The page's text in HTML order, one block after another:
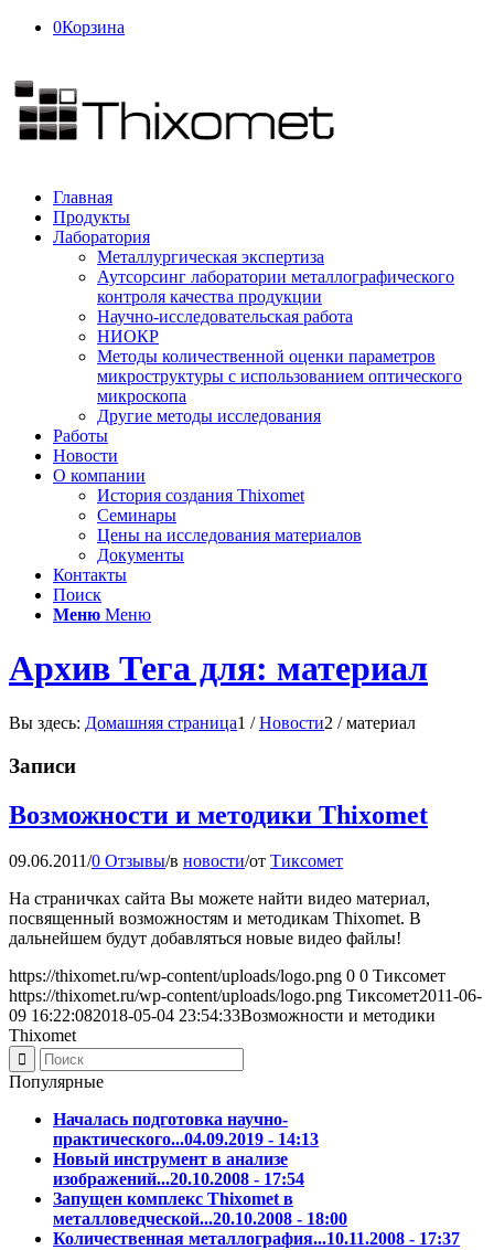
0Корзина
Главная
Продукты
Лаборатория
Металлургическая экспертиза
Аутсорсинг лаборатории металлографического
контроля качества продукции
Научно-исследовательская работа
НИОКР
Методы количественной оценки параметров
микроструктуры с использованием оптического
микроскопа
Другие методы исследования
Работы
Новости
О компании
История создания Thixomet
Семинары
Цены на исследования материалов
Документы
Контакты
Поиск
Меню Меню
Архив Тега для: материал
Вы здесь: Домашняя страница1 / Новости2 / материал
Записи
Возможности и методики Thixomet
09.06.2011/0 Отзывы/в новости/от Тиксомет
На страничках сайта Вы можете найти видео материал,
посвященный возможностям и методикам Thixomet. В
дальнейшем будут добавляться новые видео файлы!
https://thixomet.ru/wp-content/uploads/logo.png 0 0 Тиксомет
https://thixomet.ru/wp-content/uploads/logo.png Тиксомет2011-06-
09 16:22:082018-05-04 23:54:33Возможности и методики
Thixomet
Популярные
Началась подготовка научно-
практического...04.09.2019 - 14:13
Новый инструмент в анализе
изображений...20.10.2008 - 17:54
Запущен комплекс Thixomet в
металловедческой...20.10.2008 - 18:00
Количественная металлография...10.11.2008 - 17:37